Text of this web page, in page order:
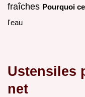
fraîches Pourquoi
l'eau
Ustensiles
net